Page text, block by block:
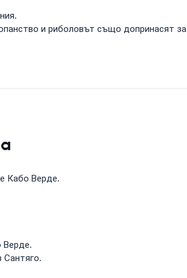
и риболовът също допринасят
Кабо Верде.
Верде.
Сантяго.